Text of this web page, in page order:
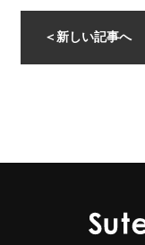
＜ 新しい記事へ